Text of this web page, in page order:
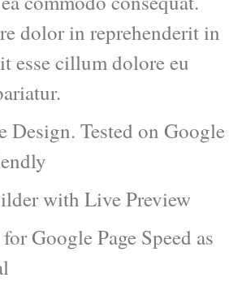
dolor in reprehenderit in
esse cillum dolore eu
Design. Tested on Google
with Live Preview
Google Page Speed as